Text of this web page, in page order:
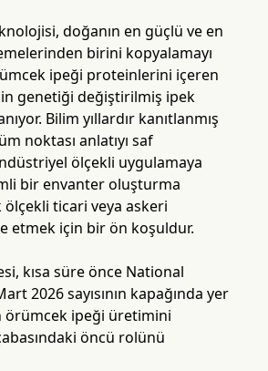
doğanın en güçlü ve en
birini kopyalamayı
ipeği proteinlerini içeren
genetiği değiştirilmiş ipek
Bilim yıllardır kanıtlanmış
noktası anlatıyı saf
ölçekli uygulamaya
bir envanter oluşturma
ticari veya askeri
etmek için bir ön koşuldur.
kısa süre önce National
2026 sayısının kapağında yer
örümcek ipeği üretimini
öncü rolünü